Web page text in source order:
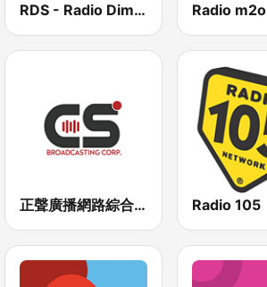
RDS - Radio Dimensione Suono Radio m2o
正聲廣播網路綜合台 (CSBC Life) Radio 105